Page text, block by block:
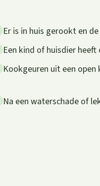
Er is in huis gerookt en
Een kind of huisdier
Kookgeuren uit een open
Na een waterschade of